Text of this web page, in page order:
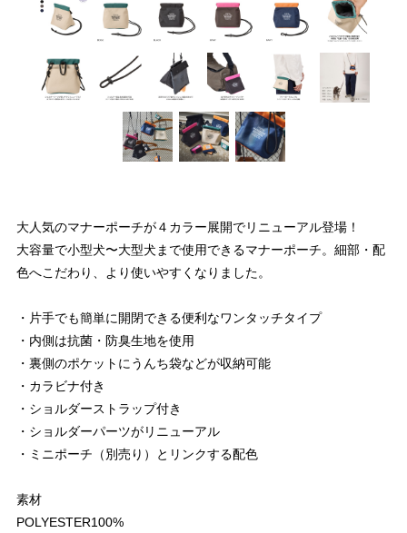
大人気のマナーポーチが４カラー展開でリニューアル登場！
大容量で小型犬〜大型犬まで使用できるマナーポーチ。細部・配
色へこだわり、より使いやすくなりました。
・片手でも簡単に開閉できる便利なワンタッチタイプ
・内側は抗菌・防臭生地を使用
・裏側のポケットにうんち袋などが収納可能
・カラビナ付き
・ショルダーストラップ付き
・ショルダーパーツがリニューアル
・ミニポーチ（別売り）とリンクする配色
素材
POLYESTER100%